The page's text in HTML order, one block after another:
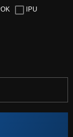
IPU
薬
工業